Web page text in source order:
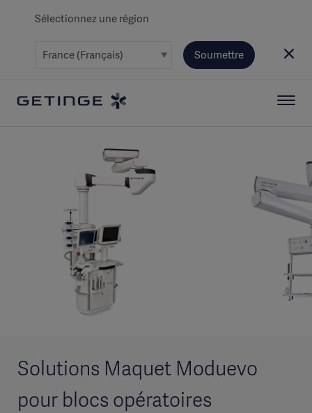
Sélectionnez une région
Soumettre
Solutions Maquet Moduevo
pour blocs opératoires